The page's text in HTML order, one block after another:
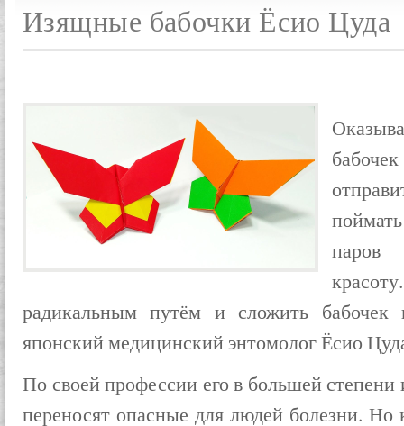
Изящные бабочки Ёсио Цуда
паров
радикальным путём и сложить
японский медицинский энтомолог Ёсио
По своей профессии его в большей
переносят опасные для людей болезни.